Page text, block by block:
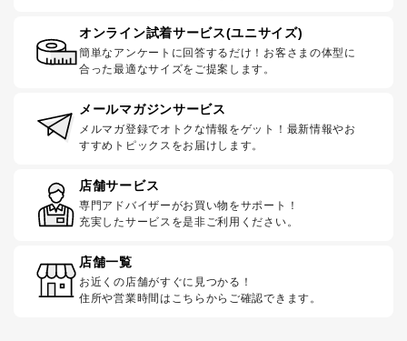
オンライン試着サービス(ユニサイズ)
簡単なアンケートに回答するだけ！お客さまの体型に
合った最適なサイズをご提案します。
メールマガジンサービス
メルマガ登録でオトクな情報をゲット！最新情報やお
すすめトピックスをお届けします。
店舗サービス
専門アドバイザーがお買い物をサポート！
充実したサービスを是非ご利用ください。
店舗一覧
お近くの店舗がすぐに見つかる！
住所や営業時間はこちらからご確認できます。